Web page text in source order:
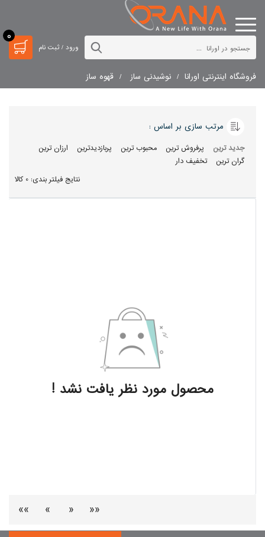
ورود / ثبت نام
0
فروشگاه اینترنتی اورانا نوشیدنی ساز قهوه ساز
مرتب سازی بر اساس :
جدید ترین پرفروش ترین محبوب ترین پربازدیدترین
ارزان ترین
گران ترین
تخفیف دار
نتایج فیلتر بندی: 0 کالا
محصول مورد نظر یافت نشد !
««
«
»
»»